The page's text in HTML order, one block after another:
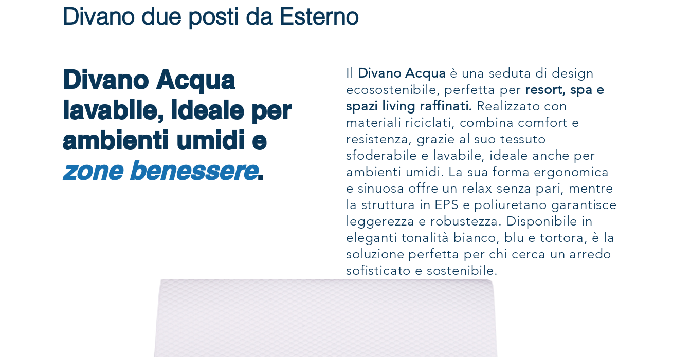
Divano due posti da Esterno
Divano Acqua
lavabile, ideale per
ambienti umidi e
zone benessere.
Il Divano Acqua è una seduta di design
ecosostenibile, perfetta per resort, spa e
spazi living raffinati. Realizzato con
materiali riciclati, combina comfort e
resistenza, grazie al suo tessuto
sfoderabile e lavabile, ideale anche per
ambienti umidi. La sua forma ergonomica
e sinuosa offre un relax senza pari, mentre
la struttura in EPS e poliuretano garantisce
leggerezza e robustezza. Disponibile in
eleganti tonalità bianco, blu e tortora, è la
soluzione perfetta per chi cerca un arredo
sofisticato e sostenibile.